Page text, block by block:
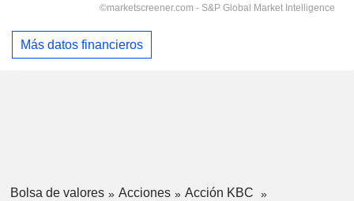
Más datos financieros
Bolsa de valores Acciones
Acción KBC